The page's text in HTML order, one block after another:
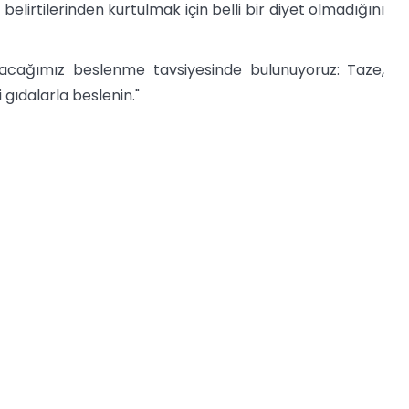
kurtulmak için belli bir diyet olmadığını
beslenme tavsiyesinde bulunuyoruz: Taze,
beslenin."